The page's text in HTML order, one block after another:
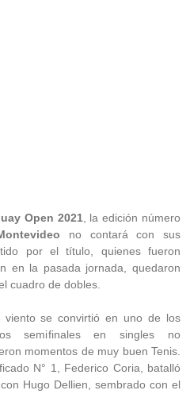
Open 2021 , la edición número
no contará con sus
por el título, quienes fueron
en la pasada jornada, quedaron
cuadro de dobles.
viento se convirtió en uno de los
semifinales en singles no
momentos de muy buen Tenis.
N° 1, Federico Coria, batalló
Hugo Dellien, sembrado con el